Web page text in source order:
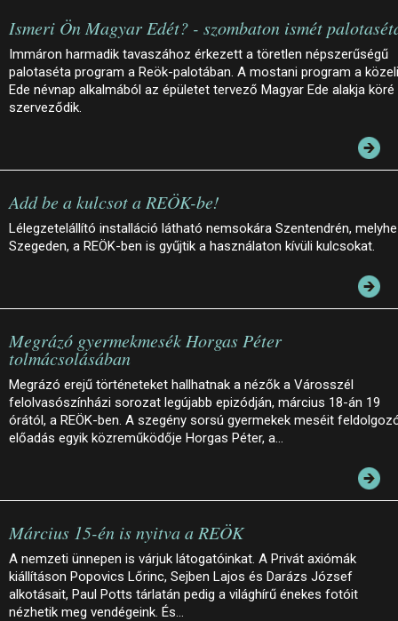
Ismeri Ön Magyar Edét? - szombaton ismét
Immáron harmadik tavaszához érkezett a töretlen népszerűségű
palotaséta program a Reök-palotában. A mostani program a közeli
Ede névnap alkalmából az épületet tervező Magyar Ede alakja köré
szerveződik.
Add be a kulcsot a REÖK-be!
Lélegzetelállító installáció látható nemsokára Szentendrén,
Szegeden, a REÖK-ben is gyűjtik a használaton kívüli kulcsokat.
Megrázó gyermekmesék Horgas Péter
tolmácsolásában
Megrázó erejű történeteket hallhatnak a nézők a Városszél
felolvasószínházi sorozat legújabb epizódján, március 18-án 19
órától, a REÖK-ben. A szegény sorsú gyermekek meséit
előadás egyik közreműködője Horgas Péter, a…
Március 15-én is nyitva a REÖK
A nemzeti ünnepen is várjuk látogatóinkat. A Privát axiómák
kiállításon Popovics Lőrinc, Sejben Lajos és Darázs József
alkotásait, Paul Potts tárlatán pedig a világhírű énekes fotóit
nézhetik meg vendégeink. És…